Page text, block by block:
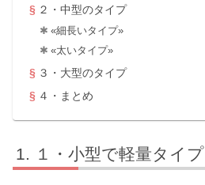
２・中型のタイプ
«細長いタイプ»
«太いタイプ»
３・大型のタイプ
４・まとめ
１・小型で軽量タイプ